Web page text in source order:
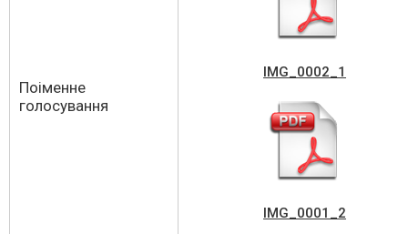
Поіменне
голосування
IMG_0002_1
IMG_0001_2